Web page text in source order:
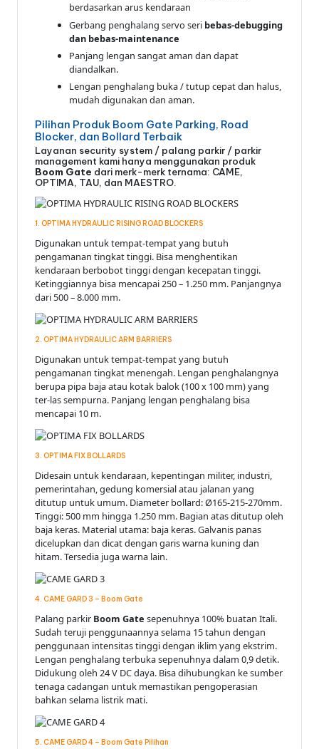
berdasarkan arus kendaraan
Gerbang penghalang servo seri bebas-debugging
dan bebas-maintenance
Panjang lengan sangat aman dan dapat
diandalkan.
Lengan penghalang buka / tutup cepat dan halus,
mudah digunakan dan aman.
Pilihan Produk Boom Gate Parking, Road
Blocker, dan Bollard Terbaik
Layanan security system / palang parkir / parkir
management kami hanya menggunakan produk
Boom Gate dari merk-merk ternama: CAME,
OPTIMA, TAU, dan MAESTRO.
1. OPTIMA HYDRAULIC RISING ROAD BLOCKERS
Digunakan untuk tempat-tempat yang butuh
pengamanan tingkat tinggi. Bisa menghentikan
kendaraan berbobot tinggi dengan kecepatan tinggi.
Ketinggiannya bisa mencapai 250 – 1.250 mm. Panjangnya
dari 500 – 8.000 mm.
2. OPTIMA HYDRAULIC ARM BARRIERS
Digunakan untuk tempat-tempat yang butuh
pengamanan tingkat menengah. Lengan penghalangnya
berupa pipa baja atau kotak balok (100 x 100 mm) yang
ter-las sempurna. Panjang lengan penghalang bisa
mencapai 10 m.
3. OPTIMA FIX BOLLARDS
Didesain untuk kendaraan, kepentingan militer, industri,
pemerintahan, gedung komersial atau jalanan yang
ditutup untuk umum. Diameter bollard: Ø165-215-270mm.
Tinggi: 500 mm hingga 1.250 mm. Bagian atas ditutup oleh
baja keras. Material utama: baja keras. Galvanis panas
dicelupkan dan dicat dengan garis warna kuning dan
hitam. Tersedia juga warna lain.
4. CAME GARD 3 – Boom Gate
Palang parkir Boom Gate sepenuhnya 100% buatan Itali.
Sudah teruji penggunaannya selama 15 tahun dengan
penggunaan intensitas tinggi dengan iklim yang ekstrim.
Lengan penghalang terbuka sepenuhnya dalam 0,9 detik.
Didukung oleh 24 V DC daya. Bisa dihubungkan ke sumber
tenaga cadangan untuk memastikan pengoperasian
bahkan selama listrik mati.
5. CAME GARD 4 – Boom Gate Pilihan